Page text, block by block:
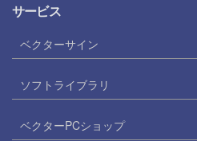
サービス
ベクターサイン
ソフトライブラリ
ベクターPCショップ